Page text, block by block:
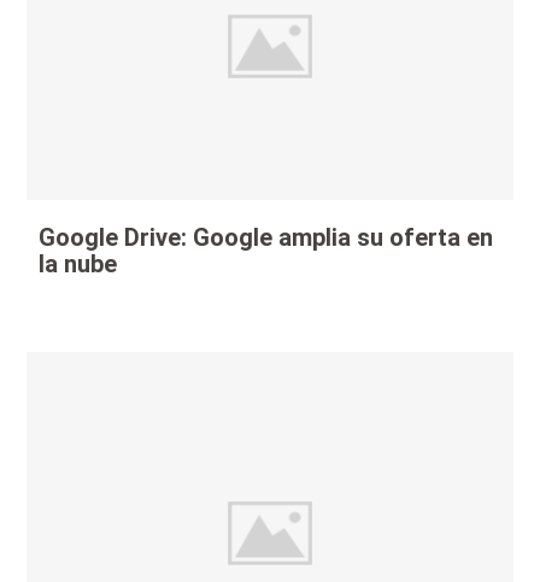
Google Drive: Google amplia su oferta en
la nube